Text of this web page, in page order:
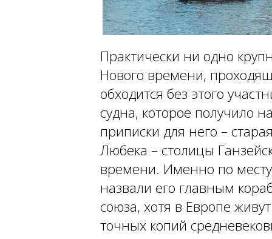
Практически ни одно
Нового времени,
обходится без этого
судна, которое получило
приписки для него –
Любека – столицы
времени. Именно по
назвали его главным
союза, хотя в Европе
точных копий